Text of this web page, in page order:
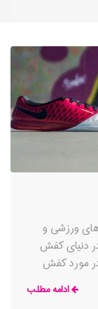
ورزشی و
دنیای کفش
مورد کفش
سال های اخیر
در سالن ها
ادامه مطلب